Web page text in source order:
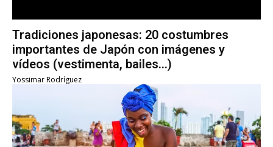
Tradiciones japonesas: 20 costumbres
importantes de Japón con imágenes y
vídeos (vestimenta, bailes…)
Yossimar Rodríguez